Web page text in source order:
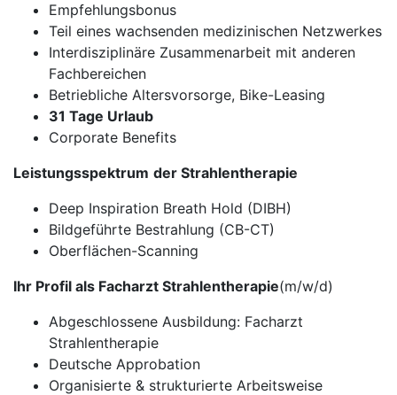
Empfehlungsbonus
Teil eines wachsenden medizinischen Netzwerkes
Interdisziplinäre Zusammenarbeit mit anderen
Fachbereichen
Betriebliche Altersvorsorge, Bike-Leasing
31 Tage Urlaub
Corporate Benefits
Leistungsspektrum der Strahlentherapie
Deep Inspiration Breath Hold (DIBH)
Bildgeführte Bestrahlung (CB-CT)
Oberflächen-Scanning
Ihr Profil als Facharzt Strahlentherapie(m/w/d)
Abgeschlossene Ausbildung: Facharzt
Strahlentherapie
Deutsche Approbation
Organisierte & strukturierte Arbeitsweise